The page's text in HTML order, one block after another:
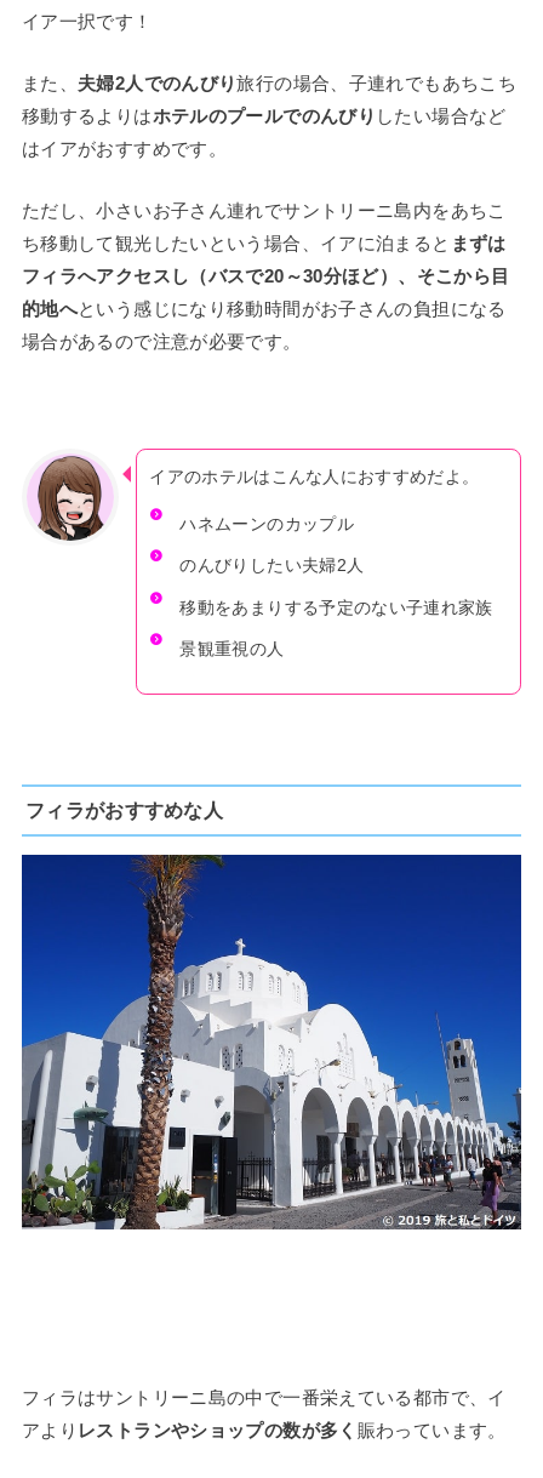
イア一択です！
また、 夫婦2人でのんびり旅行の場合、子連れでもあちこち
移動するよりはホテルのプールでのんびり したい場合など
はイアがおすすめです。
ただし、小さいお子さん連れでサントリーニ島内をあちこ
ち移動して観光したいという場合、イアに泊まると まずは
フィラへアクセスし（バスで20～30分ほど）、そこから目
的地へという感じになり移動時間がお子さんの負担になる
場合があるので注意が必要です。
イアのホテルはこんな人におすすめだよ。
ハネムーンのカップル
のんびりしたい夫婦2人
移動をあまりする予定のない子連れ家族
景観重視の人
フィラがおすすめな人
フィラはサントリーニ島の中で一番栄えている都市で、イ
アより レストランやショップの数が多く 賑わっています。